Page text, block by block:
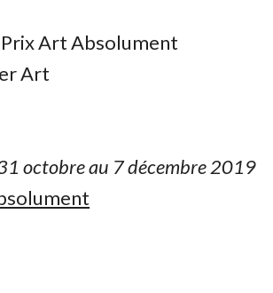
Art Absolument
Art
octobre au 7 décembre 2019